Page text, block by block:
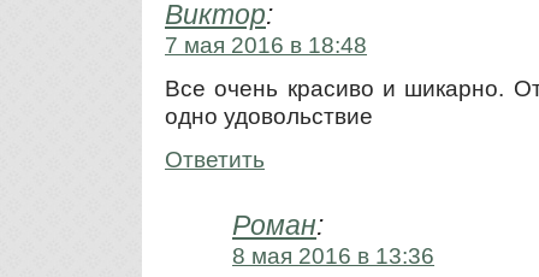
Виктор:
7 мая 2016 в 18:48
Все очень красиво и шикарно.
одно удовольствие
Ответить
Роман:
8 мая 2016 в 13:36